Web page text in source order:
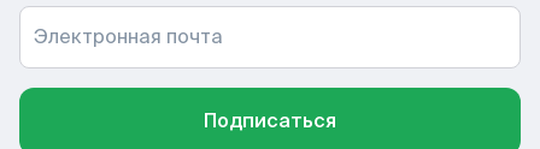
Электронная почта
Подписаться